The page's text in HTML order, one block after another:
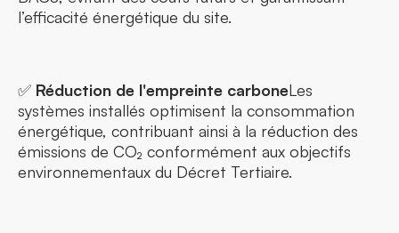
l’efficacité énergétique du site.
✅ Réduction de l'empreinte carboneLes
systèmes installés optimisent la consommation
énergétique, contribuant ainsi à la réduction des
émissions de CO₂ conformément aux objectifs
environnementaux du Décret Tertiaire.